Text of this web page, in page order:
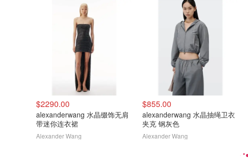
$2290.00
alexanderwang 水晶缀饰无肩
带迷你连衣裙
Alexander Wang
$855.00
alexanderwang 水晶抽绳卫衣
夹克 钢灰色
Alexander Wang